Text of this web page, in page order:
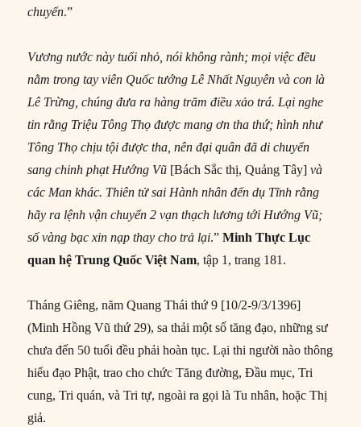
chuyển.”
Vương nước này tuổi nhỏ, nói không rành; mọi việc đều
nằm trong tay viên Quốc tướng Lê Nhất Nguyên và con là
Lê Trừng, chúng đưa ra hàng trăm điều xảo trá. Lại nghe
tin rằng Triệu Tông Thọ được mang ơn tha thứ; hình như
Tông Thọ chịu tội được tha, nên đại quân đã di chuyển
sang chinh phạt Hướng Vũ [Bách Sắc thị, Quảng Tây]và
các Man khác. Thiên tử sai Hành nhân đến dụ Tĩnh rằng
hãy ra lệnh vận chuyển 2 vạn thạch lương tới Hướng Vũ;
số vàng bạc xin nạp thay cho trả lại.”Minh Thực Lục
quan hệ Trung Quốc Việt Nam, tập 1, trang 181.
Tháng Giêng, năm Quang Thái thứ 9 [10/2-9/3/1396]
(Minh Hồng Vũ thứ 29), sa thải một số tăng đạo, những sư
chưa đến 50 tuổi đều phải hoàn tục. Lại thi người nào thông
hiểu đạo Phật, trao cho chức Tăng đường, Đầu mục, Tri
cung, Tri quán, và Tri tự, ngoài ra gọi là Tu nhân, hoặc Thị
giả.